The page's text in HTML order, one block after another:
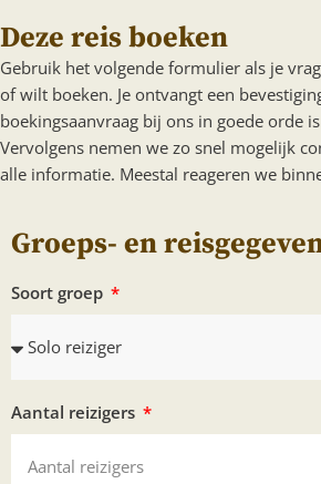
Deze reis boeken
Gebruik het volgende formulier als je
of wilt boeken. Je ontvangt een
boekingsaanvraag bij ons in goede orde
Vervolgens nemen we zo snel mogelijk
alle informatie. Meestal reageren we
Groeps- en
Soort groep
Aantal reizigers